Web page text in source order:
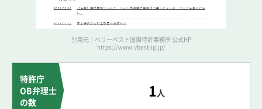
引用元：ベリーベスト国際特許事務所 公式HP
https://www.vbest-ip.jp/
特許庁
OB弁理士
の数
1人